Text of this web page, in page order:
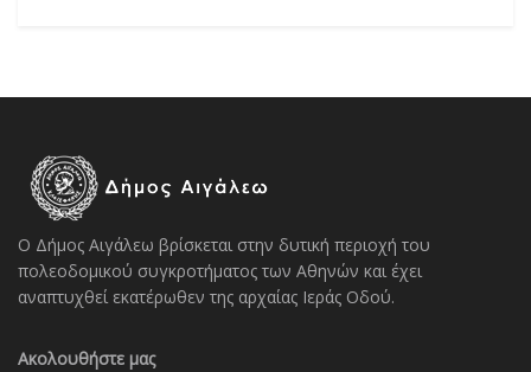
Ο Δήμος Αιγάλεω βρίσκεται στην δυτική περιοχή του
πολεοδομικού συγκροτήματος των Αθηνών και έχει
αναπτυχθεί εκατέρωθεν της αρχαίας Ιεράς Οδού.
Ακολουθήστε μας